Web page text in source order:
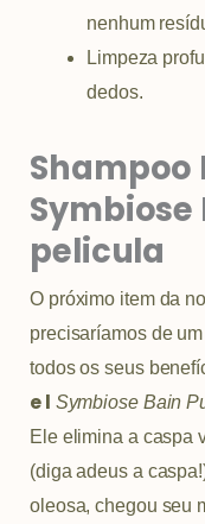
nenhum
Limpeza
dedos.
Shampoo
pelicula
O próximo item da
precisaríamos de
todos os seus
e l Symbiose Bain
Ele elimina a caspa
(diga adeus a
oleosa, chegou seu